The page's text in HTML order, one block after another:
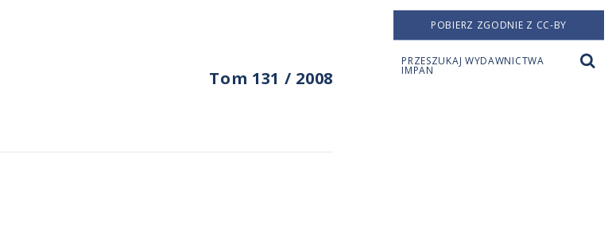
Tom 131 / 2008
POBIERZ ZGODNIE Z CC-BY
PRZESZUKAJ WYDAWNICTWA
IMPAN